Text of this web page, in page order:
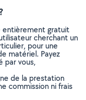
entièrement gratuit
cherchant un
pour une
matériel. Payez
par vous,
de la prestation
commission ni frais